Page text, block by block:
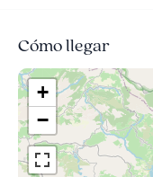
Cómo llegar
+
−